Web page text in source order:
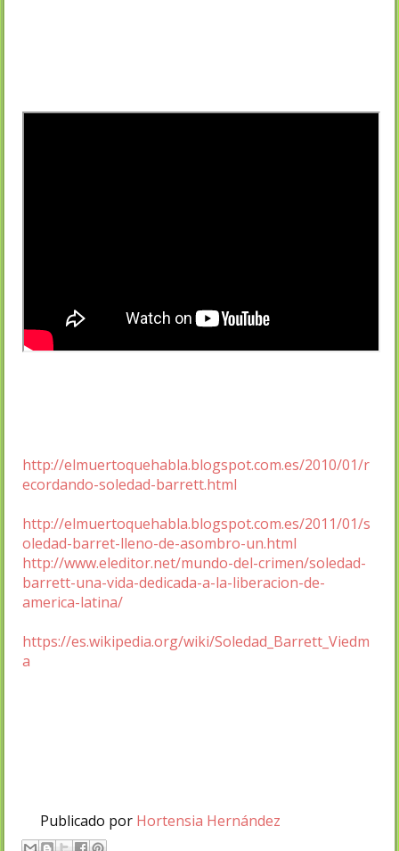
http://elmuertoquehabla.blogspot.com.es/2010/01/r
ecordando-soledad-barrett.html
http://elmuertoquehabla.blogspot.com.es/2011/01/s
oledad-barret-lleno-de-asombro-un.html
http://www.eleditor.net/mundo-del-crimen/soledad-
barrett-una-vida-dedicada-a-la-liberacion-de-
america-latina/
https://es.wikipedia.org/wiki/Soledad_Barrett_Viedm
a
Publicado por Hortensia Hernández